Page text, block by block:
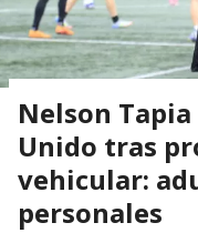
Nelson
Unido tras
vehicular:
personales